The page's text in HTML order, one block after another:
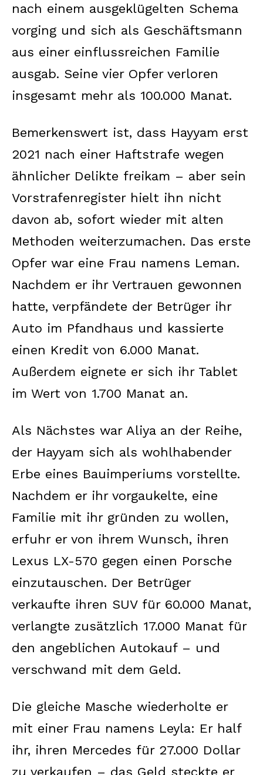
nach einem ausgeklügelten Schema
vorging und sich als Geschäftsmann
aus einer einflussreichen Familie
ausgab. Seine vier Opfer verloren
insgesamt mehr als 100.000 Manat.
Bemerkenswert ist, dass Hayyam erst
2021 nach einer Haftstrafe wegen
ähnlicher Delikte freikam – aber sein
Vorstrafenregister hielt ihn nicht
davon ab, sofort wieder mit alten
Methoden weiterzumachen. Das erste
Opfer war eine Frau namens Leman.
Nachdem er ihr Vertrauen gewonnen
hatte, verpfändete der Betrüger ihr
Auto im Pfandhaus und kassierte
einen Kredit von 6.000 Manat.
Außerdem eignete er sich ihr Tablet
im Wert von 1.700 Manat an.
Als Nächstes war Aliya an der Reihe,
der Hayyam sich als wohlhabender
Erbe eines Bauimperiums vorstellte.
Nachdem er ihr vorgaukelte, eine
Familie mit ihr gründen zu wollen,
erfuhr er von ihrem Wunsch, ihren
Lexus LX-570 gegen einen Porsche
einzutauschen. Der Betrüger
verkaufte ihren SUV für 60.000 Manat,
verlangte zusätzlich 17.000 Manat für
den angeblichen Autokauf – und
verschwand mit dem Geld.
Die gleiche Masche wiederholte er
mit einer Frau namens Leyla: Er half
ihr, ihren Mercedes für 27.000 Dollar
zu verkaufen – das Geld steckte er